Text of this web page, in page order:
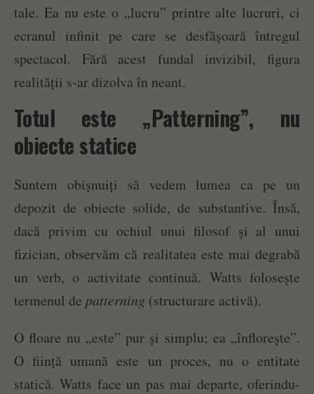
tale. Ea nu este o „lucru” printre alte lucruri, ci
ecranul infinit pe care se desfășoară întregul
spectacol. Fără acest fundal invizibil, figura
realității s-ar dizolva în neant.
Totul este „Patterning”, nu
obiecte statice
Suntem obișnuiți să vedem lumea ca pe un
depozit de obiecte solide, de substantive. Însă,
dacă privim cu ochiul unui filosof și al unui
fizician, observăm că realitatea este mai degrabă
un verb, o activitate continuă. Watts folosește
termenul de patterning (structurare activă).
O floare nu „este” pur și simplu; ea „înflorește”.
O ființă umană este un proces, nu o entitate
statică. Watts face un pas mai departe, oferindu-